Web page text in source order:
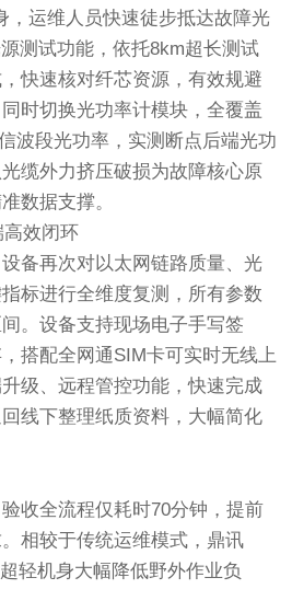
，运维人员快速徒步抵达故障光
测试功能，依托8km超长测试
快速核对纤芯资源，有效规避
时切换光功率计模块，全覆盖
波段光功率，实测断点后端光功
缆外力挤压破损为故障核心原
数据支撑。
效闭环
备再次对以太网链路质量、光
标进行全维度复测，所有参数
。设备支持现场电子手写签
搭配全网通SIM卡可实时无线上
级、远程管控功能，快速完成
线下整理纸质资料，大幅简化
收全流程仅耗时70分钟，提前
相较于传统运维模式，鼎讯
轻机身大幅降低野外作业负